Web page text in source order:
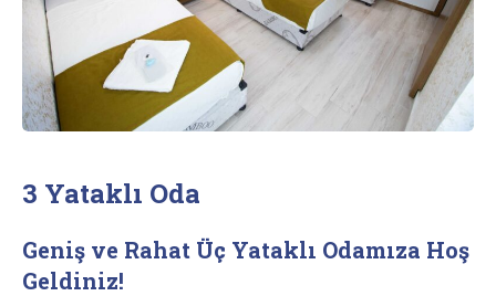
3 Yataklı Oda
Geniş ve Rahat Üç Yataklı Odamıza Hoş
Geldiniz!